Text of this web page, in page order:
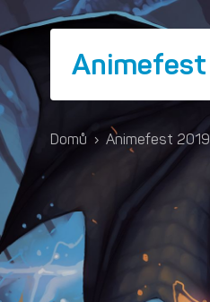
Animefest
Domů › Animefest 2019